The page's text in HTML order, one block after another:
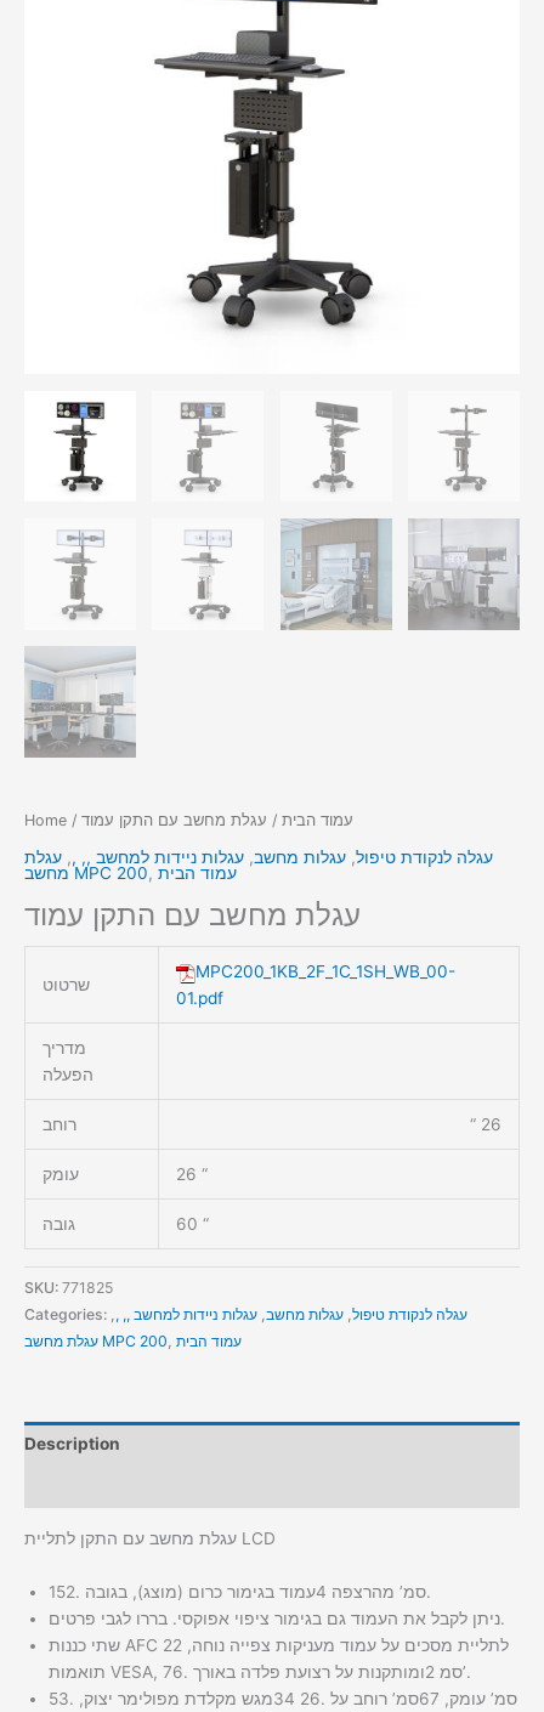
Home / עמוד הבית / עגלת מחשב עם התקן עמוד
עגלה לנקודת טיפול, עגלות מחשב, עגלות ניידות למחשב ,, ,, עגלת
מחשב MPC 200, עמוד הבית
עגלת מחשב עם התקן עמוד
שרטוט
MPC200_1KB_2F_1C_1SH_WB_00-
01.pdf
מדריך
הפעלה
רוחב 26 “
עומק 26 “
גובה 60 “
SKU: 771825
Categories:
עגלה לנקודת טיפול, עגלות מחשב, עגלות ניידות למחשב ,, ,,
עגלת מחשב MPC 200, עמוד הבית
Description
עגלת מחשב עם התקן לתליית LCD
עמוד בגימור כרום (מוצג), בגובה 152‪.‬4 סמ’ מהרצפה.
ניתן לקבל את העמוד גם בגימור ציפוי אפוקסי. בררו לגבי פרטים.
שתי כננות AFC 22 לתליית מסכים על עמוד מעניקות צפייה נוחה,
תואמות VESA, ומותקנות על רצועת פלדה באורך 76‪.‬2 סמ’.
מגש מקלדת מפולימר יצוק, 53‪.‬34 סמ’ רוחב על 26‪.‬67 סמ’ עומק,